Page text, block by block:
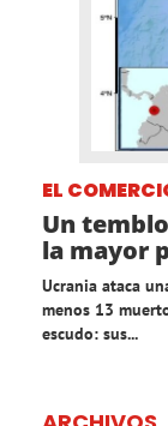
EL
Un
la mayor
Ucrania ataca
menos 13
escudo: sus...